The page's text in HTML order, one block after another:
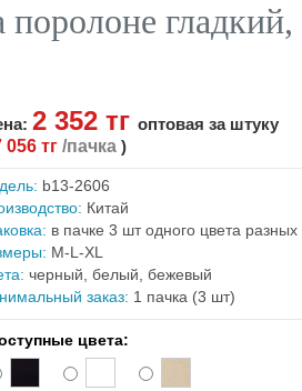
поролоне
2 352 тгоптовая за штуку
056 тг/пачка)
b13-2606
Китай
в пачке 3 шт одного цвета
M-L-XL
черный, белый, бежевый
заказ: 1 пачка (3 шт)
цвета: